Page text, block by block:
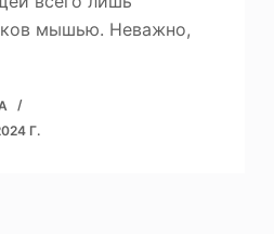
мышью. Неважно,
Г.